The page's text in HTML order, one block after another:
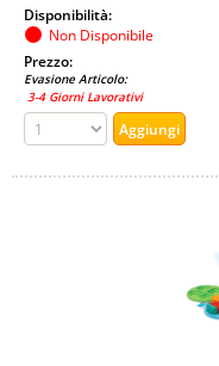
Disponibilità:
Non Disponibile
Prezzo:
Evasione Articolo:
3-4 Giorni Lavorativi